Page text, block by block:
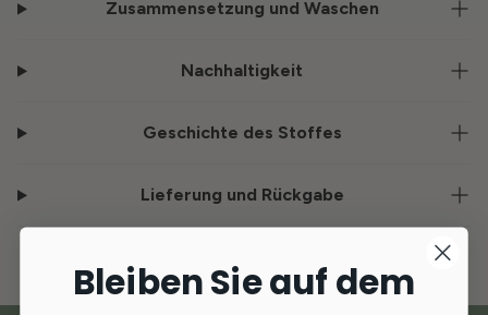
Zusammensetzung und Waschen
Nachhaltigkeit
Geschichte des Stoffes
Lieferung und Rückgabe
Bleiben Sie auf dem